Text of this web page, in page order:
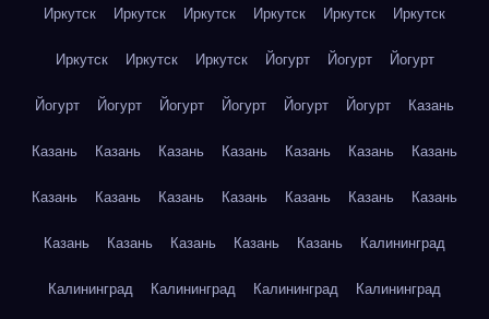
Иркутск Иркутск Иркутск Иркутск Иркутск Иркутск
Иркутск Иркутск Иркутск Йогурт Йогурт Йогурт
Йогурт Йогурт Йогурт Йогурт Йогурт Йогурт Казань
Казань Казань Казань Казань Казань Казань Казань
Казань Казань Казань Казань Казань Казань Казань
Казань Казань Казань Казань Казань Калининград
Калининград Калининград Калининград Калининград